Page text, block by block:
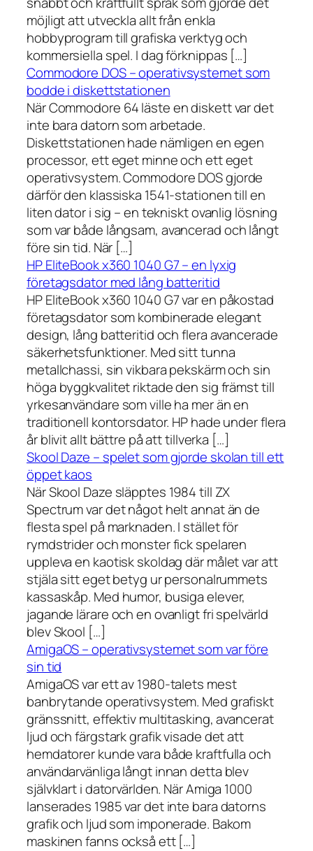
möjligt att utveckla allt från enkla
hobbyprogram till grafiska verktyg och
kommersiella spel. I dag förknippas […]
Commodore DOS – operativsystemet som
bodde i diskettstationen
När Commodore 64 läste en diskett var det
inte bara datorn som arbetade.
Diskettstationen hade nämligen en egen
processor, ett eget minne och ett eget
operativsystem. Commodore DOS gjorde
därför den klassiska 1541-stationen till en
liten dator i sig – en tekniskt ovanlig lösning
som var både långsam, avancerad och långt
före sin tid. När […]
HP EliteBook x360 1040 G7 – en lyxig
företagsdator med lång batteritid
HP EliteBook x360 1040 G7 var en påkostad
företagsdator som kombinerade elegant
design, lång batteritid och flera avancerade
säkerhetsfunktioner. Med sitt tunna
metallchassi, sin vikbara pekskärm och sin
höga byggkvalitet riktade den sig främst till
yrkesanvändare som ville ha mer än en
traditionell kontorsdator. HP hade under flera
år blivit allt bättre på att tillverka […]
Skool Daze – spelet som gjorde skolan till ett
öppet kaos
När Skool Daze släpptes 1984 till ZX
Spectrum var det något helt annat än de
flesta spel på marknaden. I stället för
rymdstrider och monster fick spelaren
uppleva en kaotisk skoldag där målet var att
stjäla sitt eget betyg ur personalrummets
kassaskåp. Med humor, busiga elever,
jagande lärare och en ovanligt fri spelvärld
blev Skool […]
AmigaOS – operativsystemet som var före
sin tid
AmigaOS var ett av 1980-talets mest
banbrytande operativsystem. Med grafiskt
gränssnitt, effektiv multitasking, avancerat
ljud och färgstark grafik visade det att
hemdatorer kunde vara både kraftfulla och
användarvänliga långt innan detta blev
självklart i datorvärlden. När Amiga 1000
lanserades 1985 var det inte bara datorns
grafik och ljud som imponerade. Bakom
maskinen fanns också ett […]